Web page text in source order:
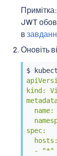
JWT
в
Оновіть
$
kind:
name:
spec:
  hosts:
  - "*"